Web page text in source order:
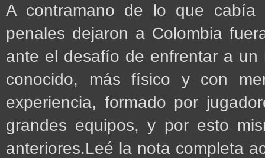
A contramano de lo que
penales dejaron a Colombia
ante el desafío de enfrentar a un
conocido, más físico y con
experiencia, formado por
grandes equipos, y por esto
anteriores.Leé la nota completa